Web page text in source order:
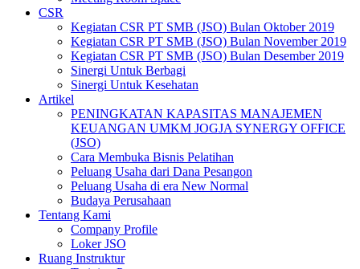
CSR
Kegiatan CSR PT SMB (JSO) Bulan Oktober 2019
Kegiatan CSR PT SMB (JSO) Bulan November 2019
Kegiatan CSR PT SMB (JSO) Bulan Desember 2019
Sinergi Untuk Berbagi
Sinergi Untuk Kesehatan
Artikel
PENINGKATAN KAPASITAS MANAJEMEN
KEUANGAN UMKM JOGJA SYNERGY OFFICE
(JSO)
Cara Membuka Bisnis Pelatihan
Peluang Usaha dari Dana Pesangon
Peluang Usaha di era New Normal
Budaya Perusahaan
Tentang Kami
Company Profile
Loker JSO
Ruang Instruktur